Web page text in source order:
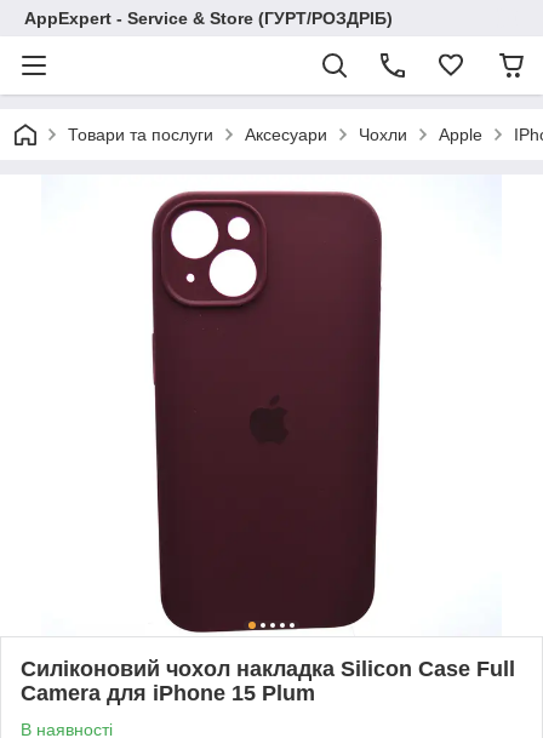
AppExpert - Service & Store (ГУРТ/РОЗДРІБ)
Товари та послуги Аксесуари Чохли Apple
Силіконовий чохол накладка Silicon Case Full
Camera для iPhone 15 Plum
В наявності